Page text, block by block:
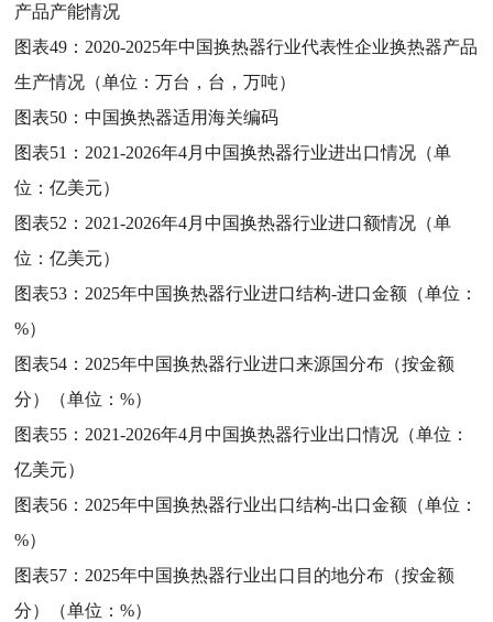
产品产能情况
图表49： 2020-2025年中国换热器行业代表性企业换热器产品
生产情况（单位：万台，台，万吨）
图表50：中国换热器适用海关编码
图表51： 2021-2026年4月中国换热器行业进出口情况（单
位：亿美元）
图表52： 2021-2026年4月中国换热器行业进口额情况（单
位：亿美元）
图表53： 2025年中国换热器行业进口结构-进口金额（单位：
%）
图表54： 2025年中国换热器行业进口来源国分布（按金额
分）（单位：%）
图表55： 2021-2026年4月中国换热器行业出口情况（单位：
亿美元）
图表56： 2025年中国换热器行业出口结构-出口金额（单位：
%）
图表57： 2025年中国换热器行业出口目的地分布（按金额
分）（单位：%）